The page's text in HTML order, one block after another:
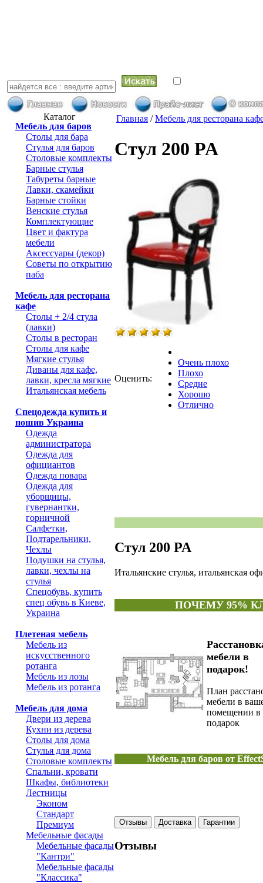
Каталог
Мебель для баров
Столы для бара
Стулья для баров
Столовые комплекты
Барные стулья
Табуреты барные
Лавки, скамейки
Барные стойки
Венские стулья
Комплектующие
Цвет и фактура
мебели
Аксессуары (декор)
Советы по открытию
паба
Мебель для ресторана
кафе
Столы + 2/4 стула
(лавки)
Столы в ресторан
Столы для кафе
Мягкие стулья
Диваны для кафе,
лавки, кресла мягкие
Итальянская мебель
Спецодежда купить и
пошив Украина
Одежда
администратора
Одежда для
официантов
Одежда повара
Одежда для
уборщицы,
гувернантки,
горничной
Салфетки,
Подтарельники,
Чехлы
Подушки на стулья,
лавки, чехлы на
стулья
Спецобувь, купить
спец обувь в Киеве,
Украина
Плетеная мебель
Мебель из
искусственного
ротанга
Мебель из лозы
Мебель из ротанга
Мебель для дома
Двери из дерева
Кухни из дерева
Столы для дома
Стулья для дома
Столовые комплекты
Спальни, кровати
Шкафы, библиотеки
Лестницы
Эконом
Стандарт
Премиум
Мебельные фасады
Мебельные фасады
"Кантри"
Мебельные фасады
"Классика"
Главная /Мебель для ресторана
Стул 200 PA
Оценить:
Очень плохо
Плохо
Средне
Хорошо
Отлично
Стул 200 PA
Итальянские стулья, итальянская
ПОЧЕМУ 95%
мебели в
подарок!
План
мебели в
помещении в
подарок
Мебель для баров от
Отзывы Доставка Гарантии
Отзывы